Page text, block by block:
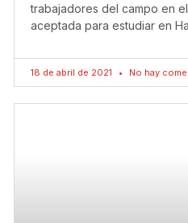
trabajadores del campo en
aceptada para estudiar en
18 de abril de 2021 No hay